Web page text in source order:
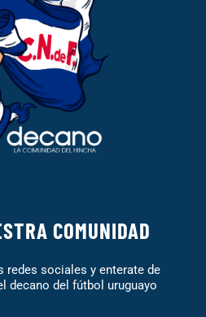
COMUNIDAD
redes sociales y enterate de
decano del fútbol uruguayo